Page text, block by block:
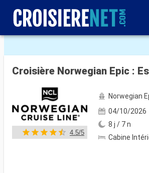
Voir les 47 autres photos
Croisière Norwegian Epic :
4.5/5
Norwegian
04/10/2026
8 j / 7 n
Cabine